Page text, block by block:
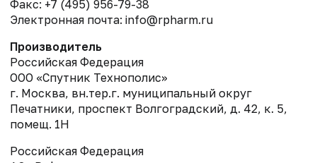
Факс: +7 (495) 956-79-38
Электронная почта: info@rpharm.ru
Производитель
Российская Федерация
ООО «Спутник Технополис»
г. Москва, вн.тер.г. муниципальный округ
Печатники, проспект Волгоградский, д. 42, к. 5,
помещ. 1Н
Российская Федерация